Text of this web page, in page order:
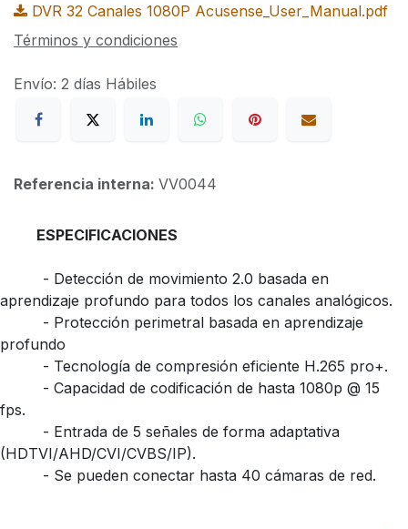
DVR 32 Canales 1080P Acusense_User_Manual.pdf
Términos y condiciones
Envío: 2 días Hábiles
Referencia interna: VV0044
ESPECIFICACIONES
​- Detección de movimiento 2.0 basada en
aprendizaje profundo para todos los canales analógicos.
​- Protección perimetral basada en aprendizaje
profundo
​- Tecnología de compresión eficiente H.265 pro+.
​- Capacidad de codificación de hasta 1080p @ 15
fps.
​- Entrada de 5 señales de forma adaptativa
(HDTVI/AHD/CVI/CVBS/IP).
​- Se pueden conectar hasta 40 cámaras de red.